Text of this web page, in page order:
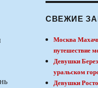
СВЕЖИЕ
Москва
путешествие
Девушки
уральском
Девушки